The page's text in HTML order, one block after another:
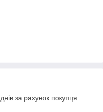
за рахунок покупця